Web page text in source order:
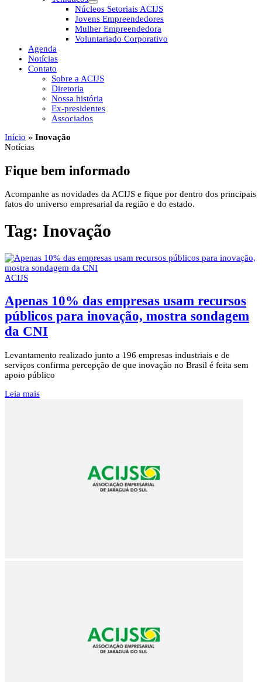
Núcleos Setoriais ACIJS
Jovens Empreendedores
Mulher Empreendedora
Voluntariado Corporativo
Agenda
Notícias
Contato
Sobre a ACIJS
Diretoria
Nossa história
Ex-presidentes
Associados
Início » Inovação
Notícias
Fique bem informado
Acompanhe as novidades da ACIJS e fique por dentro dos principais
fatos do universo empresarial da região e do estado.
Tag: Inovação
ACIJS
Apenas 10% das empresas usam recursos
públicos para inovação, mostra sondagem
da CNI
Levantamento realizado junto a 196 empresas industriais e de
serviços confirma percepção de que inovação no Brasil é feita sem
apoio público
Leia mais